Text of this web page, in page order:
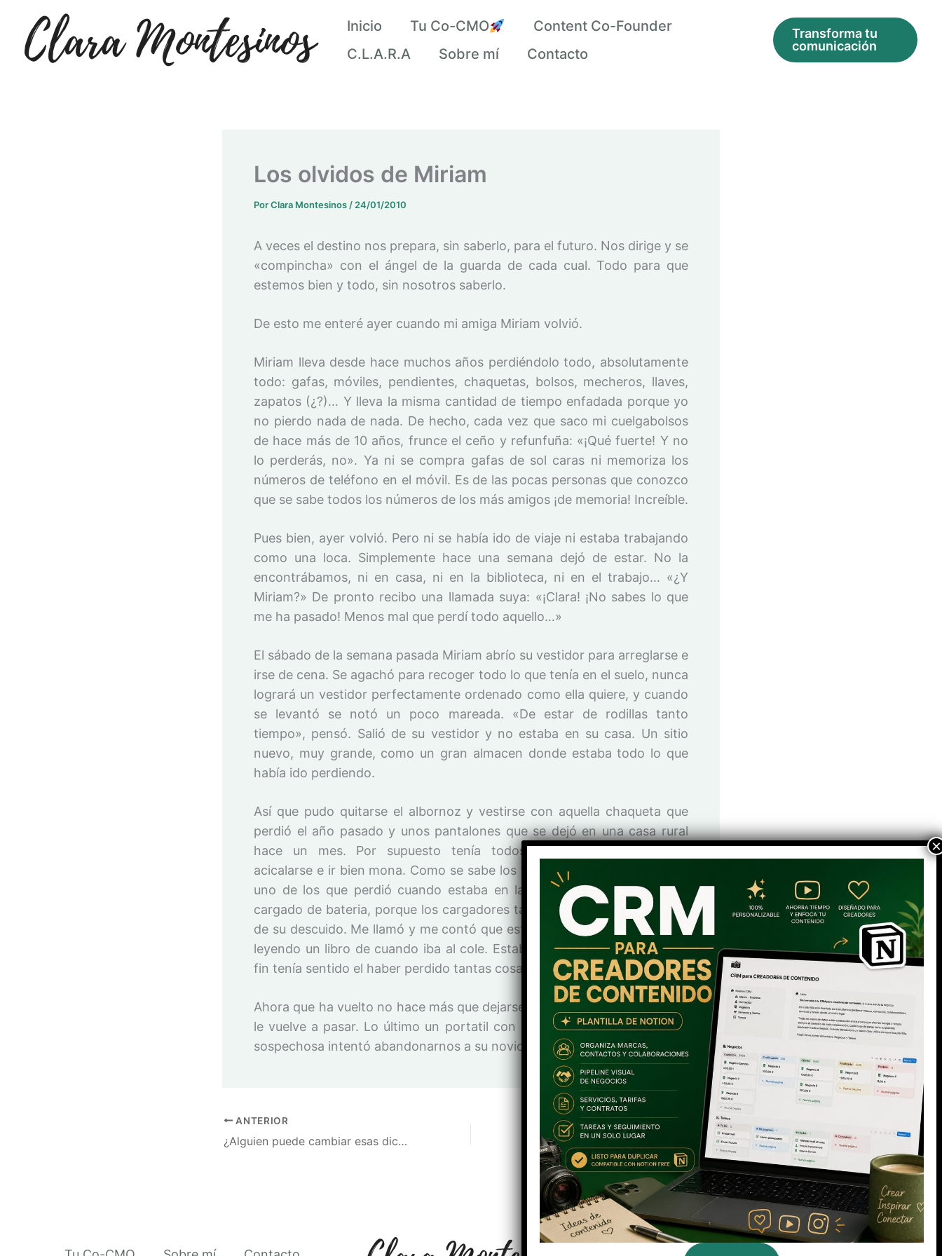
contenido
Inicio Tu Co-CMO
Content Co-Founder
C.L.A.R.A
Sobre mí Contacto
Transforma tu
comunicación
Los olvidos de Miriam
PorClara Montesinos / 24/01/2010
A veces el destino nos prepara, sin saberlo, para el futuro. Nos dirige y se
«compincha» con el ángel de la guarda de cada cual. Todo para que
estemos bien y todo, sin nosotros saberlo.
De esto me enteré ayer cuando mi amiga Miriam volvió.
Miriam lleva desde hace muchos años perdiéndolo todo, absolutamente
todo: gafas, móviles, pendientes, chaquetas, bolsos, mecheros, llaves,
zapatos (¿?)… Y lleva la misma cantidad de tiempo enfadada porque yo
no pierdo nada de nada. De hecho, cada vez que saco mi cuelgabolsos
de hace más de 10 años, frunce el ceño y refunfuña: «¡Qué fuerte! Y no
lo perderás, no». Ya ni se compra gafas de sol caras ni memoriza los
números de teléfono en el móvil. Es de las pocas personas que conozco
que se sabe todos los números de los más amigos ¡de memoria! Increíble.
Pues bien, ayer volvió. Pero ni se había ido de viaje ni estaba trabajando
como una loca. Simplemente hace una semana dejó de estar. No la
encontrábamos, ni en casa, ni en la biblioteca, ni en el trabajo… «¿Y
Miriam?» De pronto recibo una llamada suya: «¡Clara! ¡No sabes lo que
me ha pasado! Menos mal que perdí todo aquello…»
El sábado de la semana pasada Miriam abrío su vestidor para arreglarse e
irse de cena. Se agachó para recoger todo lo que tenía en el suelo, nunca
logrará un vestidor perfectamente ordenado como ella quiere, y cuando
se levantó se notó un poco mareada. «De estar de rodillas tanto
tiempo», pensó. Salió de su vestidor y no estaba en su casa. Un sitio
nuevo, muy grande, como un gran almacen donde estaba todo lo que
había ido perdiendo.
Así que pudo quitarse el albornoz y vestirse con aquella chaqueta que
perdió el año pasado y unos pantalones que se dejó en una casa rural
hace un mes. Por supuesto tenía todos los complementos para
acicalarse e ir bien mona. Como se sabe los teléfonos de memoria cogió
uno de los que perdió cuando estaba en la facultad para llamarme, y
cargado de bateria, porque los cargadores también habían sido víctimas
de su descuido. Me llamó y me contó que estaba bien. Que hasta estaba
leyendo un libro de cuando iba al cole. Estaba reviviendo su vida. Y por
fin tenía sentido el haber perdido tantas cosas a lo largo de su vida.
Ahora que ha vuelto no hace más que dejarse olvidadas más cosas por si
le vuelve a pasar. Lo último un portatil con conexión WIFI y de manera
sospechosa intentó abandonarnos a su novio y a mí en una gasolinera…
ANTERIOR
¿Alguien puede cambiar esas dichosas tablas?
SIGUIENTE
¡Al rincón!
©Clara Montesinos· Consultora de